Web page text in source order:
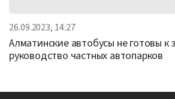
26.09.2023, 14:27
Алматинские автобусы не готовы
руководство частных автопарков